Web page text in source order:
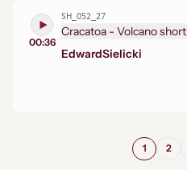
00:36
SH_052_27
Cracatoa - Volcano short
EdwardSielicki
1 2